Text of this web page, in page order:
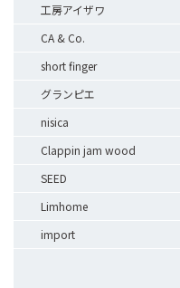
工房アイザワ
CA & Co.
short finger
グランピエ
nisica
Clappin jam wood
SEED
Limhome
import